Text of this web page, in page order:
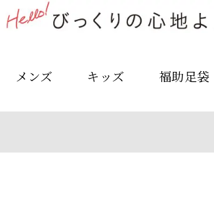
メンズ キッズ 福助足袋
予約商品
並び順